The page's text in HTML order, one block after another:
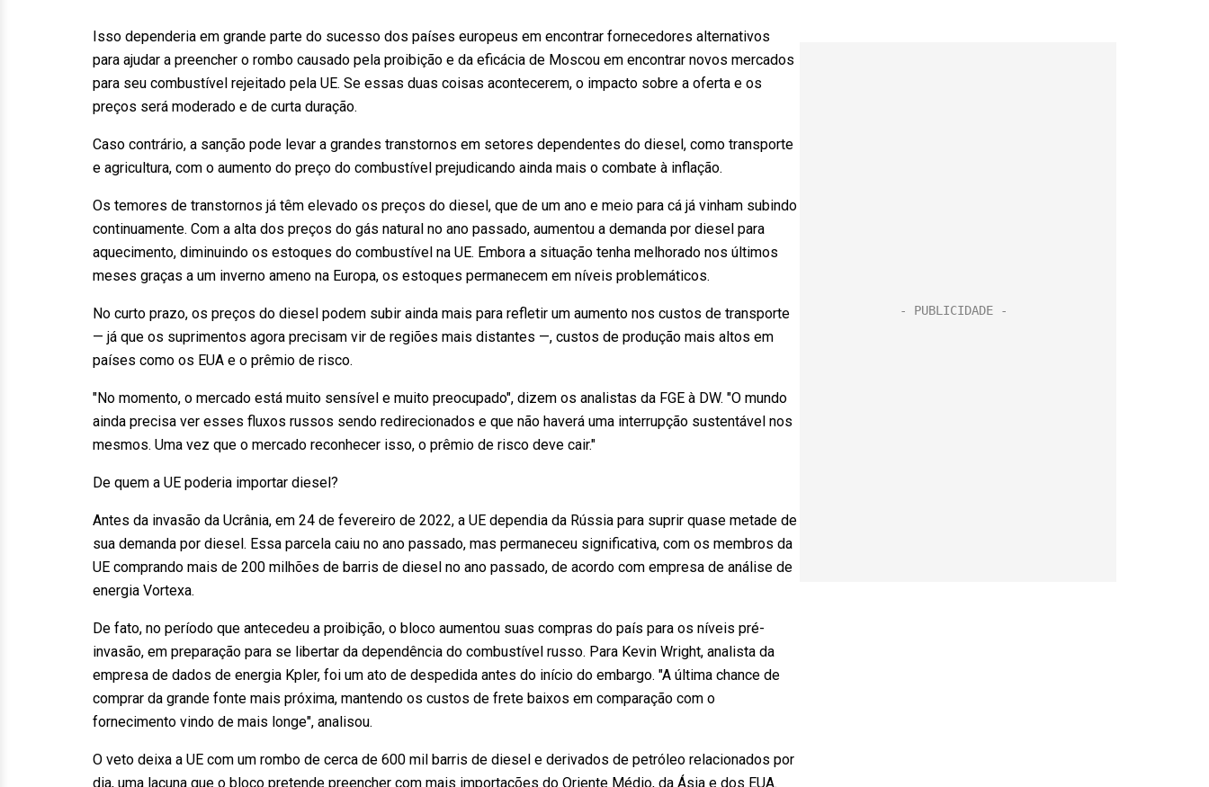
Isso dependeria em grande parte do sucesso dos países europeus em encontrar fornecedores alternativos
para ajudar a preencher o rombo causado pela proibição e da eficácia de Moscou em encontrar novos mercados
para seu combustível rejeitado pela UE. Se essas duas coisas acontecerem, o impacto sobre a oferta e os
preços será moderado e de curta duração.
Caso contrário, a sanção pode levar a grandes transtornos em setores dependentes do diesel, como transporte
e agricultura, com o aumento do preço do combustível prejudicando ainda mais o combate à inflação.
Os temores de transtornos já têm elevado os preços do diesel, que de um ano e meio para cá já vinham subindo
continuamente. Com a alta dos preços do gás natural no ano passado, aumentou a demanda por diesel para
aquecimento, diminuindo os estoques do combustível na UE. Embora a situação tenha melhorado nos últimos
meses graças a um inverno ameno na Europa, os estoques permanecem em níveis problemáticos.
No curto prazo, os preços do diesel podem subir ainda mais para refletir um aumento nos custos de transporte
— já que os suprimentos agora precisam vir de regiões mais distantes —, custos de produção mais altos em
países como os EUA e o prêmio de risco.
"No momento, o mercado está muito sensível e muito preocupado", dizem os analistas da FGE à DW. "O mundo
ainda precisa ver esses fluxos russos sendo redirecionados e que não haverá uma interrupção sustentável nos
mesmos. Uma vez que o mercado reconhecer isso, o prêmio de risco deve cair."
De quem a UE poderia importar diesel?
Antes da invasão da Ucrânia, em 24 de fevereiro de 2022, a UE dependia da Rússia para suprir quase metade de
sua demanda por diesel. Essa parcela caiu no ano passado, mas permaneceu significativa, com os membros da
UE comprando mais de 200 milhões de barris de diesel no ano passado, de acordo com empresa de análise de
energia Vortexa.
De fato, no período que antecedeu a proibição, o bloco aumentou suas compras do país para os níveis pré-
invasão, em preparação para se libertar da dependência do combustível russo. Para Kevin Wright, analista da
empresa de dados de energia Kpler, foi um ato de despedida antes do início do embargo. "A última chance de
comprar da grande fonte mais próxima, mantendo os custos de frete baixos em comparação com o
fornecimento vindo de mais longe", analisou.
O veto deixa a UE com um rombo de cerca de 600 mil barris de diesel e derivados de petróleo relacionados por
dia, uma lacuna que o bloco pretende preencher com mais importações do Oriente Médio, da Ásia e dos EUA.